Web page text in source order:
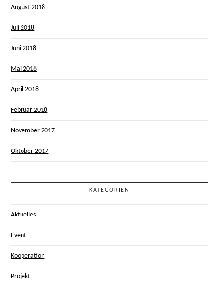
August 2018
Juli 2018
Juni 2018
Mai 2018
April 2018
Februar 2018
November 2017
Oktober 2017
KATEGORIEN
Aktuelles
Event
Kooperation
Projekt